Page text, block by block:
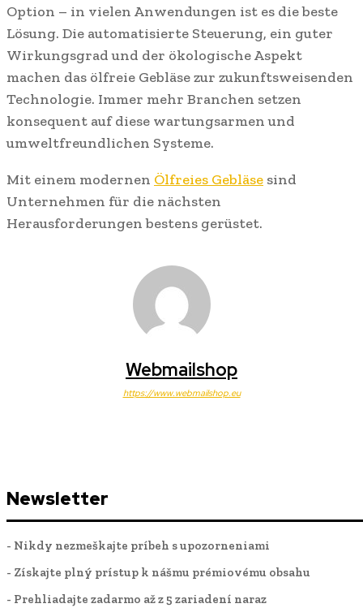
Option – in vielen Anwendungen ist es die beste
Lösung. Die automatisierte Steuerung, ein guter
Wirkungsgrad und der ökologische Aspekt
machen das ölfreie Gebläse zur zukunftsweisenden
Technologie. Immer mehr Branchen setzen
konsequent auf diese wartungsarmen und
umweltfreundlichen Systeme.
Mit einem modernen Ölfreies Gebläse sind
Unternehmen für die nächsten
Herausforderungen bestens gerüstet.
Webmailshop
https://www.webmailshop.eu
Newsletter
- Nikdy nezmeškajte príbeh s upozorneniami
- Získajte plný prístup k nášmu prémiovému obsahu
- Prehliadajte zadarmo až z 5 zariadení naraz